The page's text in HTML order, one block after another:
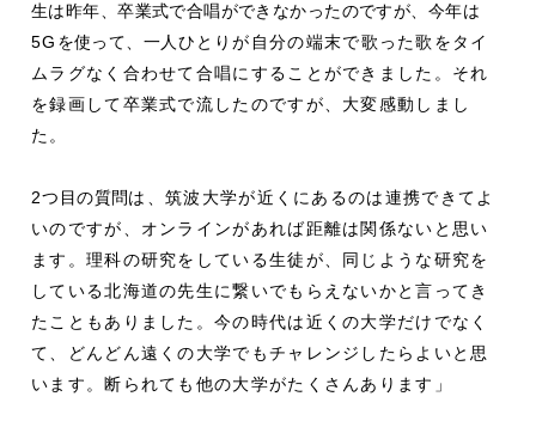
生は昨年、卒業式で合唱ができなかったのですが、今年は
5G を使って、一人ひとりが自分の端末で歌った歌をタイ
ムラグなく合わせて合唱にすることができました。それ
を録画して卒業式で流したのですが、大変感動しまし
た。
2つ目の質問は、筑波大学が近くにあるのは連携できてよ
いのですが、オンラインがあれば距離は関係ないと思い
ます。理科の研究をしている生徒が、同じような研究を
している北海道の先生に繋いでもらえないかと言ってき
たこともありました。今の時代は近くの大学だけでなく
て、どんどん遠くの大学でもチャレンジしたらよいと思
います。断られても他の大学がたくさんあります」